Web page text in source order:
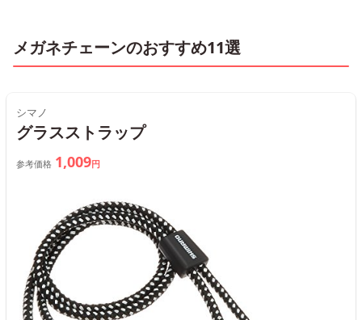
メガネチェーンのおすすめ11選
シマノ
グラスストラップ
参考価格 1,009円